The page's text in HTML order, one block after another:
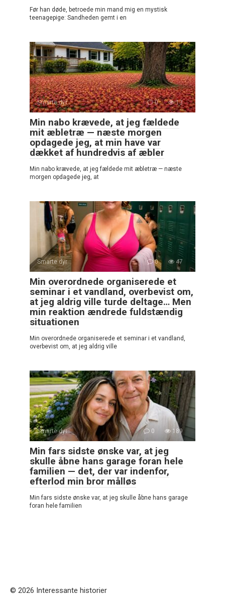
Før han døde, betroede min mand mig en mystisk
teenagepige: Sandheden gemt i en
Smarte dyr 0 13
Min nabo krævede, at jeg fældede
mit æbletræ — næste morgen
opdagede jeg, at min have var
dækket af hundredvis af æbler
Min nabo krævede, at jeg fældede mit æbletræ — næste
morgen opdagede jeg, at
Smarte dyr 0 47
Min overordnede organiserede et
seminar i et vandland, overbevist om,
at jeg aldrig ville turde deltage… Men
min reaktion ændrede fuldstændig
situationen
Min overordnede organiserede et seminar i et vandland,
overbevist om, at jeg aldrig ville
Smarte dyr 0 189
Min fars sidste ønske var, at jeg
skulle åbne hans garage foran hele
familien — det, der var indenfor,
efterlod min bror målløs
Min fars sidste ønske var, at jeg skulle åbne hans garage
foran hele familien
© 2026 Interessante historier